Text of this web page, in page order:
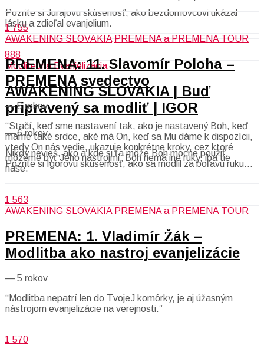
1 755
AWAKENING SLOVAKIA PREMENA a PREMENA TOUR
PREMENA: 11. Slavomír Poloha –
PREMENA svedectvo
— 5 rokov
“Stačí, keď sme nastavení tak, ako je nastavený Boh, keď
máme také srdce, aké má On, keď sa Mu dáme k dispozícii,
vtedy On nás vedie, ukazuje konkrétne kroky, cez ktoré
môžeme byť Jeho nástrojmi. Boh nemá iné ruky, iba tie
naše.”
1 563
AWAKENING SLOVAKIA PREMENA a PREMENA TOUR
PREMENA: 1. Vladimír Žák –
Modlitba ako nastroj evanjelizácie
— 5 rokov
“Modlitba nepatrí len do TvojeJ komôrky, je aj úžasným
nástrojom evanjelizácie na verejnosti.”
1 570
Pozrite si Jurajovu skúsenosť, ako bezdomovcovi ukázal
lásku a zdieľal evanjelium.
888
Modlitebná Evanjelizácia
AWAKENING SLOVAKIA | Buď
pripravený sa modliť | IGOR
— 6 rokov
Nikdy nevieš, ako a kde si ťa môže Boh mocne použiť.
Pozrite si Igorovu skúsenosť, ako sa modlil za boľavú ruku…